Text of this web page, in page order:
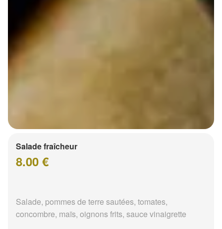
Salade fraîcheur
8.00 €
Salade, pommes de terre sautées, tomates,
concombre, maïs, oignons frits, sauce vinaigrette